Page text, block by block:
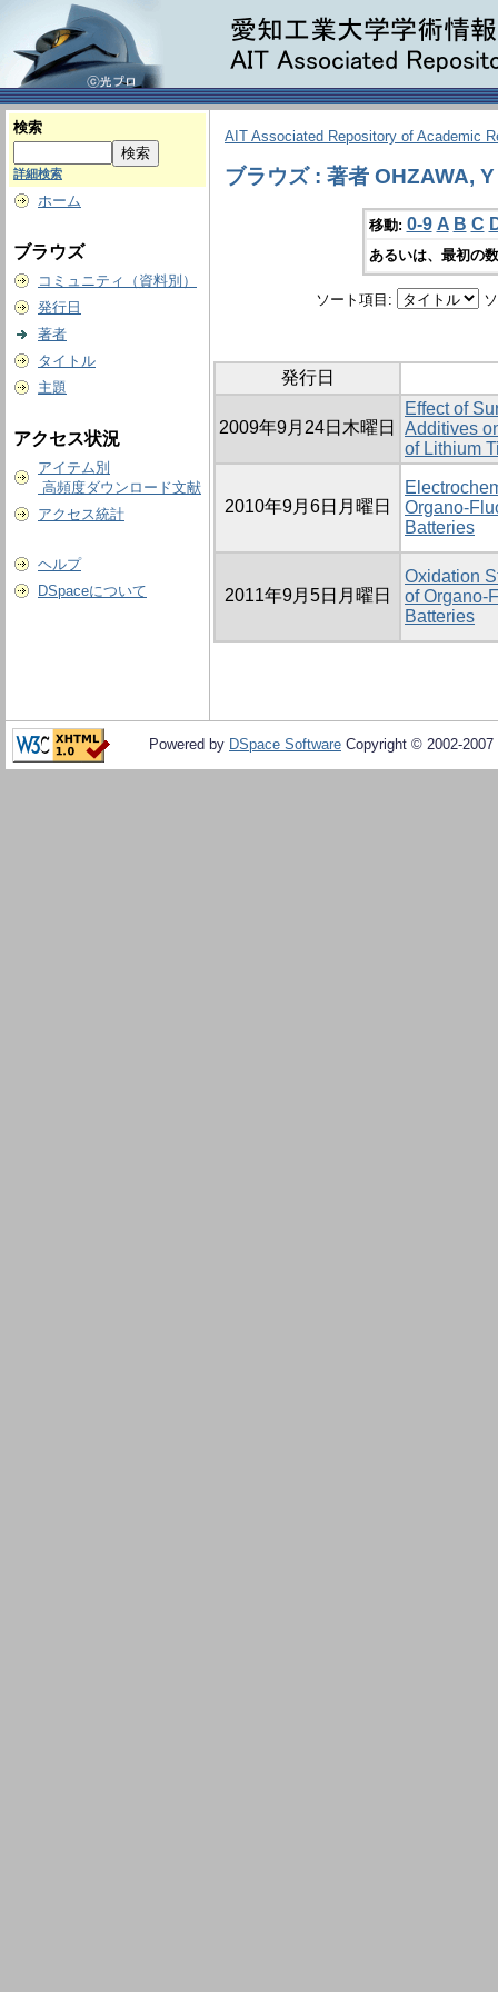
検索
詳細検索
ホーム
ブラウズ
コミュニティ（資料別）
発行日
著者
タイトル
主題
アクセス状況
アイテム別
高頻度ダウンロード文献
アクセス統計
ヘルプ
DSpaceについて
AIT Associated Repository of Academic
ブラウズ : 著者 OHZAWA, Y
移動: 0-9 A B C
あるいは、最初の
ソート項目:
発行日
2009年9月24日木曜日
Effect of
Additives
of Lithium
2010年9月6日月曜日
Organo-
Batteries
2011年9月5日月曜日
Oxidation
of Organo-
Batteries
Powered by DSpace Software Copyright © 2002-2007